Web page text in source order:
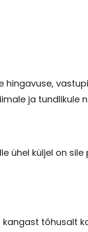
ja tundlikule
ühel küljel on
tõhusalt